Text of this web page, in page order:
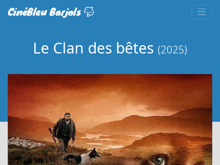
CinéBleu Barjols
Le Clan des bêtes (2025)